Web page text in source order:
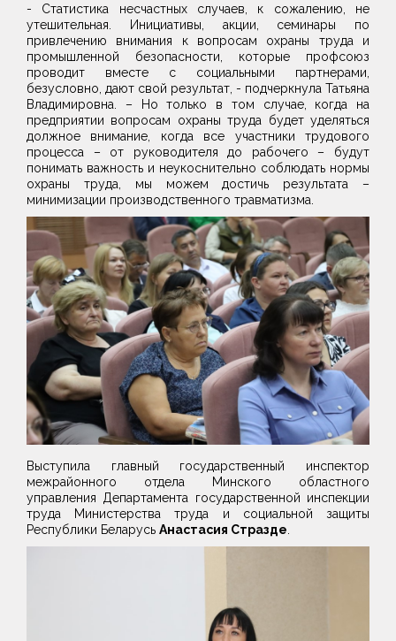
- Статистика несчастных случаев, к сожалению, не
утешительная. Инициативы, акции, семинары по
привлечению внимания к вопросам охраны труда и
промышленной безопасности, которые профсоюз
проводит вместе с социальными партнерами,
безусловно, дают свой результат, - подчеркнула Татьяна
Владимировна. – Но только в том случае, когда на
предприятии вопросам охраны труда будет уделяться
должное внимание, когда все участники трудового
процесса – от руководителя до рабочего – будут
понимать важность и неукоснительно соблюдать нормы
охраны труда, мы можем достичь результата –
минимизации производственного травматизма.
Выступила главный государственный инспектор
межрайонного отдела Минского областного
управления Департамента государственной инспекции
труда Министерства труда и социальной защиты
Республики Беларусь Анастасия Стразде.